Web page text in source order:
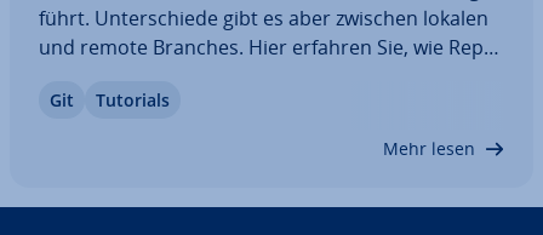
führt. Un­ter­schie­de gibt es aber zwischen lokalen
und remote Branches. Hier erfahren Sie, wie Re­po­
wenn Sie einen Git Branch um­be­nen­nen möchten
Git Tutorials
Mehr lesen